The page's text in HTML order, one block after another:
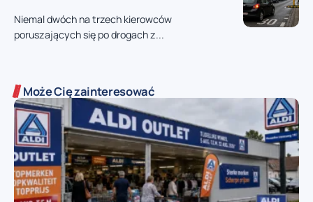
Niemal dwóch na trzech kierowców
poruszających się po drogach z...
Może Cię zainteresować